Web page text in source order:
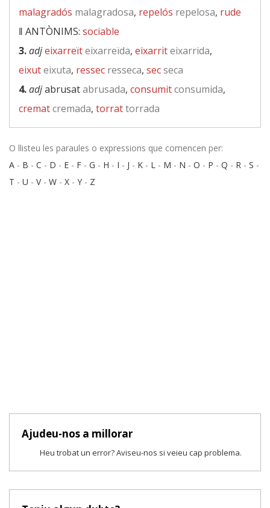
malagradós malagradosa, repelós repelosa, rude
‖ ANTÒNIMS: sociable
3.adjeixarreïteixarreïda, eixarriteixarrida,
eixuteixuta, ressec resseca, secseca
4.adjabrusatabrusada, consumitconsumida,
crematcremada, torrattorrada
O llisteu les paraules o expressions que comencen per:
A - B - C - D - E - F - G - H - I - J - K - L - M - N - O - P - Q - R - S -
T - U - V- W - X - Y - Z
Ajudeu-nos a millorar
Heu trobat un error? Aviseu-nos si veieu cap problema.